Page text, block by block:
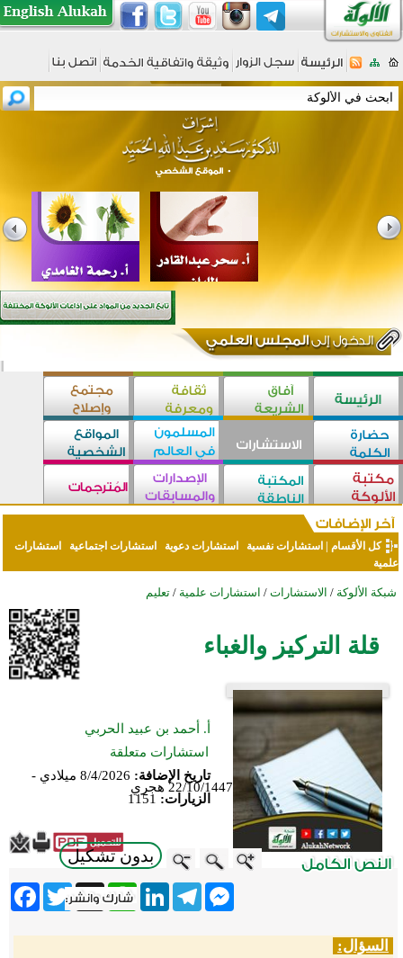
كل الأقسام استشارات نفسية استشارات دعوية استشارات اجتماعية
استشارات
علمية
شبكة الألوكة / الاستشارات / استشارات علمية / تعليم
قلة التركيز والغباء
أ. أحمد بن عبيد الحربي
استشارات متعلقة
تاريخ الإضافة:
8/4/2026 ميلادي -
22/10/1447 هجري
الزيارات: 1151
بدون تشكيل
Twitter X
WhatsApp
LinkedInTelegram
Messenger
السؤال: